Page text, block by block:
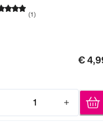
(1)
€
1
Quantity: 1